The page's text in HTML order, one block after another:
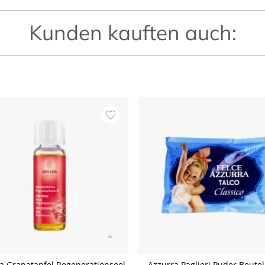
Kunden kauften auch: